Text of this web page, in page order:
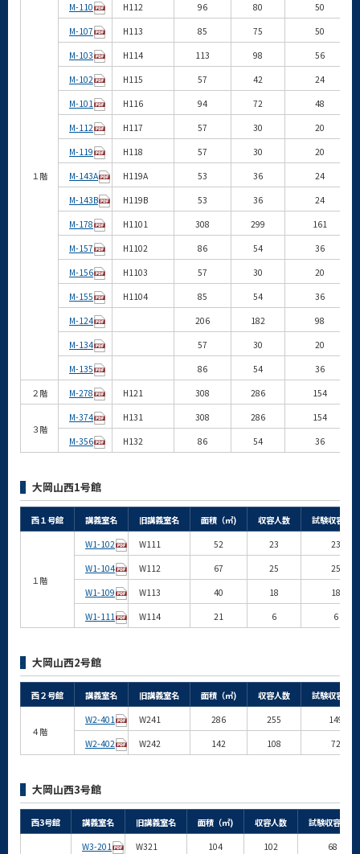
１階
M-110
H112 96 80
50
M-107
H113 85 75
50
M-103
H114 113 98
56
M-102
H115 57 42
24
M-101
H116 94 72
48
M-112
H117 57 30
20
M-119
H118 57 30
20
M-143A
H119A 53 36
24
M-143B
H119B 53 36
24
M-178
H1101 308 299
161
M-157
H1102 86 54
36
M-156
H1103 57 30
20
M-155
H1104 85 54
36
M-124
206 182
98
M-134
57 30
20
M-135
86 54
36
２階
M-278 H121 308 286 154
３階
M-374 H131 308 286
154
M-356
H132 86 54 36
大岡山西1号館
西１号館 講義室名 旧講義室名 面積（㎡) 収容人数 試験収容人数
１階
W1-102 W111 52 23
23
W1-104
W112 67 25
25
W1-109
W113 40 18
18
W1-111
W114 21 6 6
大岡山西2号館
西２号館 講義室名 旧講義室名 面積（㎡) 収容人数 試験収容人数
４階
W2-401 W241 286 255
149
W2-402
W242 142 108 72
大岡山西3号館
西3号館 講義室名 旧講義室名 面積（㎡) 収容人数
試験収容人数
W3-201
W321 104 102 68